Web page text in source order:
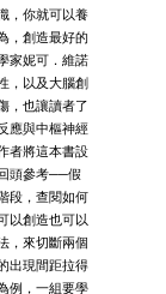
，你就可以養
，創造最好的
家妮可．維諾
，以及大腦創
，也讓讀者了
應與中樞神經
者將這本書設
頭參考──假
段，查閱如何
以創造也可以
，來切斷兩個
出現間距拉得
例，一組要學